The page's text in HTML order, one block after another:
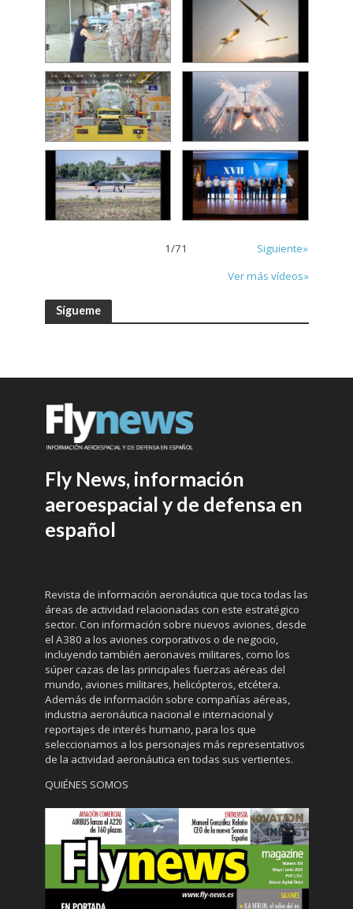
1/71
Siguiente»
Ver más vídeos»
Sígueme
Fly News, información
aeroespacial y de defensa en
español
Revista de información aeronáutica que toca todas las
áreas de actividad relacionadas con este estratégico
sector. Con información sobre nuevos aviones, desde
el A380 a los aviones corporativos o de negocio,
incluyendo también aeronaves militares, como los
súper cazas de las principales fuerzas aéreas del
mundo, aviones militares, helicópteros, etcétera.
Además de información sobre compañías aéreas,
industria aeronáutica nacional e internacional y
reportajes de interés humano, para los que
seleccionamos a los personajes más representativos
de la actividad aeronáutica en todas sus vertientes.
QUIÉNES SOMOS